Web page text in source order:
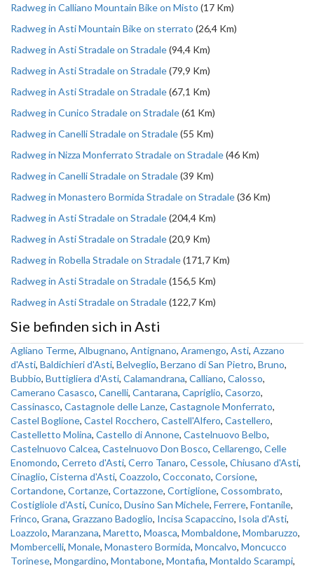
Radweg in Calliano Mountain Bike on Misto (17 Km)
Radweg in Asti Mountain Bike on sterrato (26,4 Km)
Radweg in Asti Stradale on Stradale(94,4 Km)
Radweg in Asti Stradale on Stradale(79,9 Km)
Radweg in Asti Stradale on Stradale(67,1 Km)
Radweg in Cunico Stradale on Stradale(61 Km)
Radweg in Canelli Stradale on Stradale(55 Km)
Radweg in Nizza Monferrato Stradale on Stradale(46 Km)
Radweg in Canelli Stradale on Stradale(39 Km)
Radweg in Monastero Bormida Stradale on Stradale(36 Km)
Radweg in Asti Stradale on Stradale(204,4 Km)
Radweg in Asti Stradale on Stradale(20,9 Km)
Radweg in Robella Stradale on Stradale(171,7 Km)
Radweg in Asti Stradale on Stradale(156,5 Km)
Radweg in Asti Stradale on Stradale(122,7 Km)
Sie befinden sich in Asti
Agliano Terme, Albugnano, Antignano, Aramengo, Asti, Azzano
d'Asti, Baldichieri d'Asti, Belveglio, Berzano di San Pietro, Bruno,
Bubbio, Buttigliera d'Asti, Calamandrana, Calliano, Calosso,
Camerano Casasco, Canelli, Cantarana, Capriglio, Casorzo,
Cassinasco, Castagnole delle Lanze, Castagnole Monferrato,
Castel Boglione, Castel Rocchero, Castell'Alfero, Castellero,
Castelletto Molina, Castello di Annone, Castelnuovo Belbo,
Castelnuovo Calcea, Castelnuovo Don Bosco, Cellarengo, Celle
Enomondo, Cerreto d'Asti, Cerro Tanaro, Cessole, Chiusano d'Asti,
Cinaglio, Cisterna d'Asti, Coazzolo, Cocconato, Corsione,
Cortandone, Cortanze, Cortazzone, Cortiglione, Cossombrato,
Costigliole d'Asti, Cunico, Dusino San Michele, Ferrere, Fontanile,
Frinco, Grana, Grazzano Badoglio, Incisa Scapaccino, Isola d'Asti,
Loazzolo, Maranzana, Maretto, Moasca, Mombaldone, Mombaruzzo,
Mombercelli, Monale, Monastero Bormida, Moncalvo, Moncucco
Torinese, Mongardino, Montabone, Montafia, Montaldo Scarampi,